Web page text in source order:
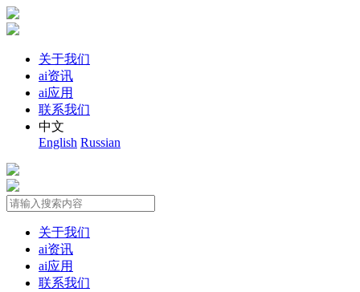
关于我们
ai资讯
ai应用
联系我们
中文
English Russian
关于我们
ai资讯
ai应用
联系我们